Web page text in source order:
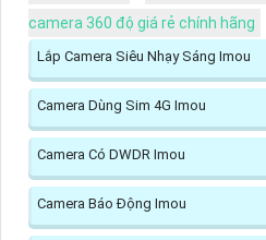
camera 360 độ giá rẻ chính hãng
Lắp Camera Siêu Nhạy Sáng Imou
Camera Dùng Sim 4G Imou
Camera Có DWDR Imou
Camera Báo Động Imou